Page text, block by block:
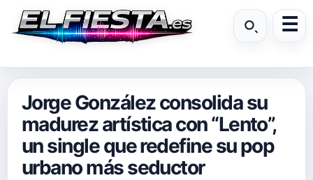
Jorge González consolida su
madurez artística con “Lento”,
un single que redefine su pop
urbano más seductor